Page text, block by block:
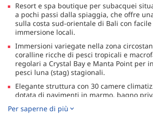
Resort e spa boutique per subacquei
a pochi passi dalla spiaggia, che offre
sulla costa sud-orientale di Bali con
immersione locali.
Immersioni variegate nella zona
coralline ricche di pesci tropicali e
regolari a Crystal Bay e Manta Point per
pesci luna (stag) stagionali.
Elegante struttura con 30 camere
dotata di pavimenti in marmo, bagno
confortevole.
Per saperne di più